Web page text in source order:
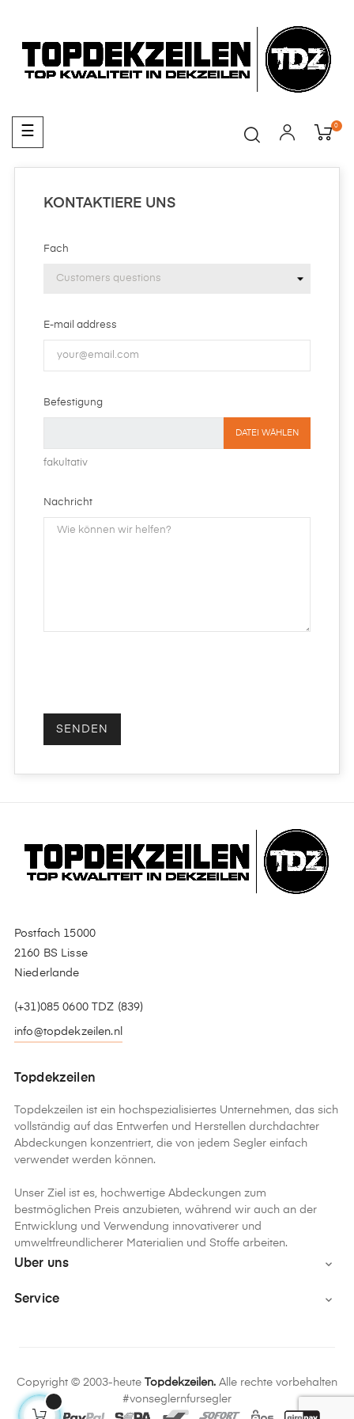
Umschalten
der
☰ 0
KONTAKTIERE UNS
Fach
E-mail address
Befestigung
DATEI WÄHLEN
fakultativ
Nachricht
Postfach 15000
2160 BS Lisse
Niederlande
(+31)085 0600 TDZ (839)
info@topdekzeilen.nl
Topdekzeilen
Topdekzeilen ist ein hochspezialisiertes Unternehmen, das sich
vollständig auf das Entwerfen und Herstellen durchdachter
Abdeckungen konzentriert, die von jedem Segler einfach
verwendet werden können.
Unser Ziel ist es, hochwertige Abdeckungen zum
bestmöglichen Preis anzubieten, während wir auch an der
Entwicklung und Verwendung innovativerer und
umweltfreundlicherer Materialien und Stoffe arbeiten.
Uber uns 
Service 
Copyright © 2003-heute Topdekzeilen. Alle rechte vorbehalten
#vonseglernfursegler